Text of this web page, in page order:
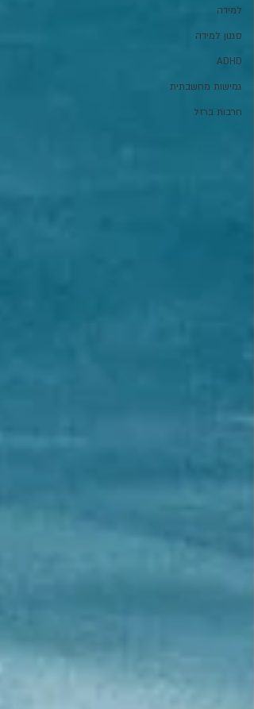
למידה
סגנון למידה
ADHD
גמישות מחשבתית
חרבות ברזל